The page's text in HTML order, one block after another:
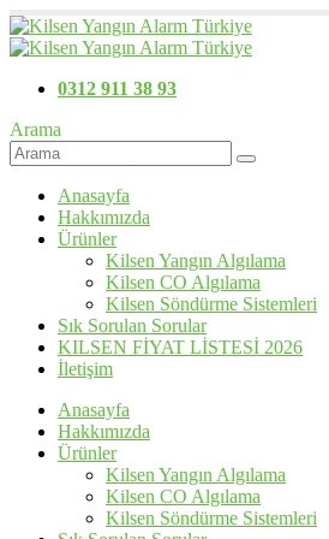
0312 911 38 93
Arama
Anasayfa
Hakkımızda
Ürünler
Kilsen Yangın Algılama
Kilsen CO Algılama
Kilsen Söndürme Sistemleri
Sık Sorulan Sorular
KILSEN FİYAT LİSTESİ 2026
İletişim
Anasayfa
Hakkımızda
Ürünler
Kilsen Yangın Algılama
Kilsen CO Algılama
Kilsen Söndürme Sistemleri